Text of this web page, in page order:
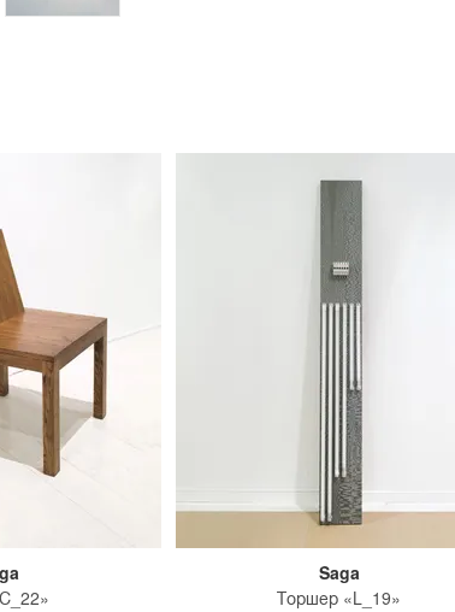
Saga
Торшер «L_19»